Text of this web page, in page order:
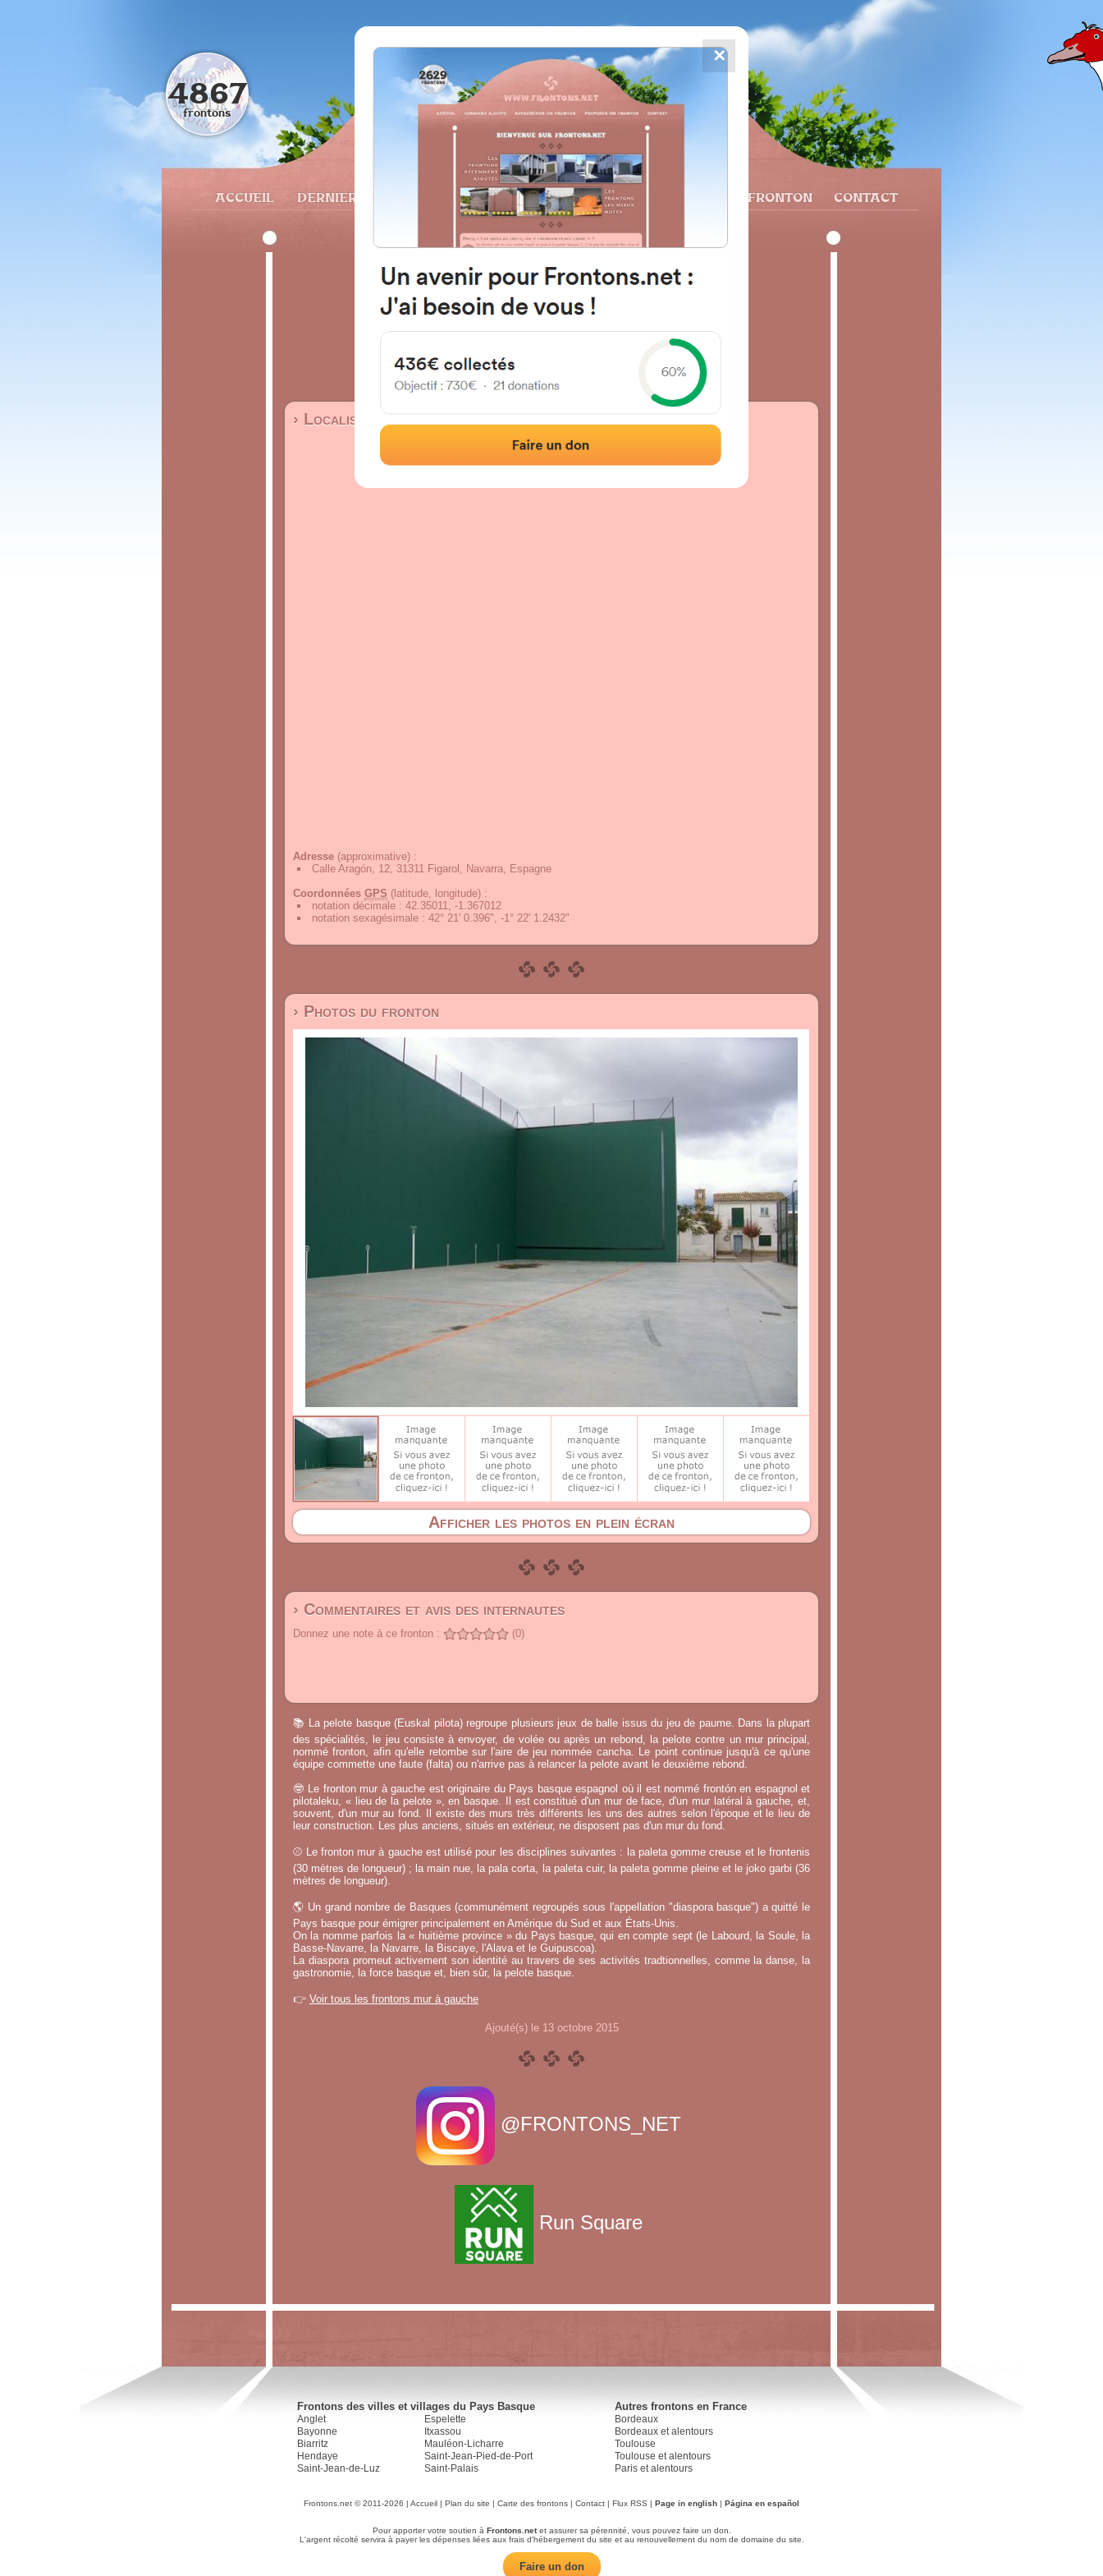
FRONTONS.NET
ACCUEIL DERNIERS AJOUTS RECHERCHER UN FRONTON PROPOSER UN FRONTON CONTACT
4867
frontons
31311 Figarol, Navarra Espagne
Calle Aragón 12
#1652
Localisation|Photos|Commentaires et avis
› Localisation du fronton
Adresse (approximative) :
Calle Aragón, 12, 31311 Figarol, Navarra, Espagne
Coordonnées GPS (latitude, longitude) :
notation décimale : 42.35011, -1.367012
notation sexagésimale : 42° 21' 0.396", -1° 22' 1.2432"
› Photos du fronton
Afficher les photos en plein écran
› Commentaires et avis des internautes
Donnez une note à ce fronton : (0)
📚 La pelote basque (Euskal pilota) regroupe plusieurs jeux de balle issus du jeu de paume. Dans la plupart
des spécialités, le jeu consiste à envoyer, de volée ou après un rebond, la pelote contre un mur principal,
nommé fronton, afin qu'elle retombe sur l'aire de jeu nommée cancha. Le point continue jusqu'à ce qu'une
équipe commette une faute (falta) ou n'arrive pas à relancer la pelote avant le deuxième rebond.
🤓 Le fronton mur à gauche est originaire du Pays basque espagnol où il est nommé frontón en espagnol et
pilotaleku, « lieu de la pelote », en basque. Il est constitué d'un mur de face, d'un mur latéral à gauche, et,
souvent, d'un mur au fond. Il existe des murs très différents les uns des autres selon l'époque et le lieu de
leur construction. Les plus anciens, situés en extérieur, ne disposent pas d'un mur du fond.
⚾ Le fronton mur à gauche est utilisé pour les disciplines suivantes : la paleta gomme creuse et le frontenis
(30 mètres de longueur) ; la main nue, la pala corta, la paleta cuir, la paleta gomme pleine et le joko garbi (36
mètres de longueur).
🌎 Un grand nombre de Basques (communément regroupés sous l'appellation "diaspora basque") a quitté le
Pays basque pour émigrer principalement en Amérique du Sud et aux États-Unis.
On la nomme parfois la « huitième province » du Pays basque, qui en compte sept (le Labourd, la Soule, la
Basse-Navarre, la Navarre, la Biscaye, l'Alava et le Guipuscoa).
La diaspora promeut activement son identité au travers de ses activités tradtionnelles, comme la danse, la
gastronomie, la force basque et, bien sûr, la pelote basque.
👉 Voir tous les frontons mur à gauche
Ajouté(s) le 13 octobre 2015
@FRONTONS_NET
Run Square
Frontons des villes et villages du Pays Basque
Anglet
Bayonne
Biarritz
Hendaye
Saint-Jean-de-Luz
Espelette
Itxassou
Mauléon-Licharre
Saint-Jean-Pied-de-Port
Saint-Palais
Autres frontons en France
Bordeaux
Bordeaux et alentours
Toulouse
Toulouse et alentours
Paris et alentours
Frontons.net © 2011-2026 | Accueil | Plan du site | Carte des frontons | Contact | Flux RSS | Page in english | Página en español
Pour apporter votre soutien à Frontons.netet assurer sa pérennité, vous pouvez faire un don.
L'argent récolté servira à payer les dépenses liées aux frais d'hébergement du site et au renouvellement du nom de domaine du site.
Faire un don
✕